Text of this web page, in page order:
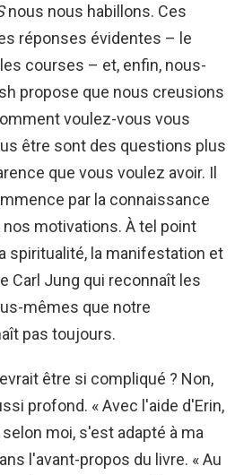
nous nous habillons. Ces
réponses évidentes – le
courses – et, enfin, nous-
propose que nous creusions
voulez-vous vous
être sont des questions plus
que vous voulez avoir. Il
par la connaissance
motivations. À tel point
spiritualité, la manifestation et
Carl Jung qui reconnaît les
mêmes que notre
pas toujours.
être si compliqué ? Non,
profond. « Avec l'aide d'Erin,
moi, s'est adapté à ma
l'avant-propos du livre. « Au